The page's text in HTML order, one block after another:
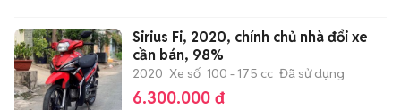
Sirius Fi, 2020, chính chủ nhà đổi xe
cần bán, 98%
2020 Xe số 100 - 175 cc Đã sử dụng
6.300.000 đ